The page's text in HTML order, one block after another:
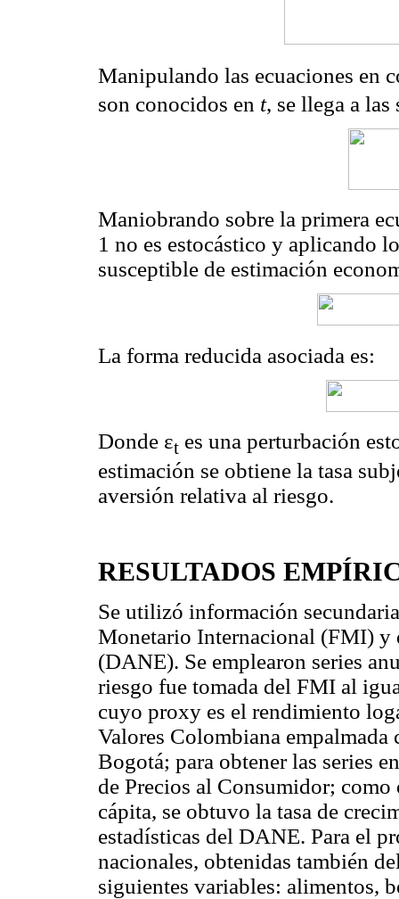
Manipulando las ecuaciones en
son conocidos en t, se llega a
Maniobrando sobre la primera
1 no es estocástico y aplicando
susceptible de estimación
La forma reducida asociada es:
Donde εt es una perturbación
estimación se obtiene la tasa
aversión relativa al riesgo.
RESULTADOS
Se utilizó información
Monetario Internacional (FMI) y
(DANE). Se emplearon series
riesgo fue tomada del FMI al
cuyo proxy es el rendimiento
Valores Colombiana
Bogotá; para obtener las series
de Precios al Consumidor;
cápita, se obtuvo la tasa de
estadísticas del DANE. Para el
nacionales, obtenidas también
siguientes variables: alimentos,